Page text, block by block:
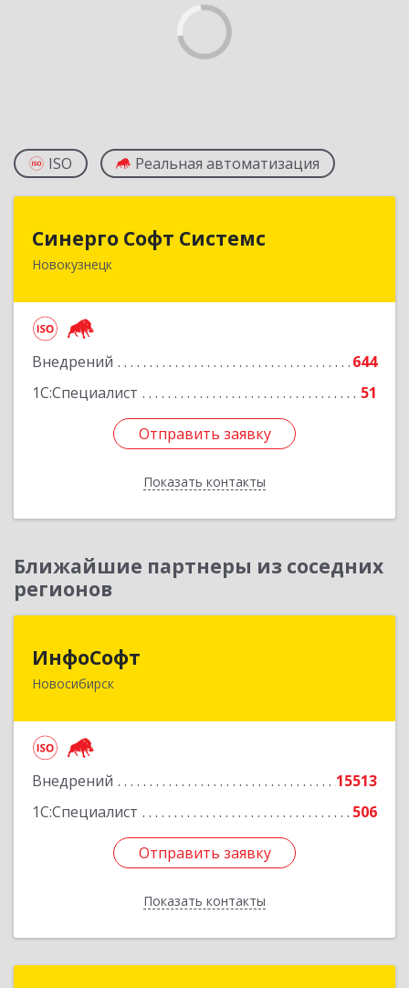
ISO Реальная автоматизация
Синерго Софт Системс
Новокузнецк
Внедрений
644
1С:Специалист
51
Отправить заявку
Показать контакты
Синерго Софт Системс
654005, Кемеровская обл, Новокузнецк г,
Отправить заявку
Назад
Ближайшие партнеры из соседних
регионов
ИнфоСофт
Новосибирск
Внедрений
15513
1С:Специалист
506
Отправить заявку
Показать контакты
630091, Новосибирская обл, Новосибирск г,
Отправить заявку
Назад